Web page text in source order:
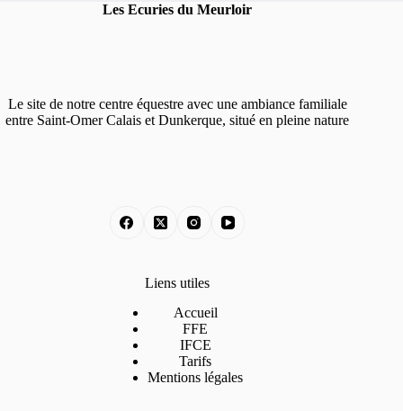
Les Ecuries du Meurloir
Le site de notre centre équestre avec une ambiance familiale
entre Saint-Omer Calais et Dunkerque, situé en pleine nature
Liens utiles
Accueil
FFE
IFCE
Tarifs
Mentions légales